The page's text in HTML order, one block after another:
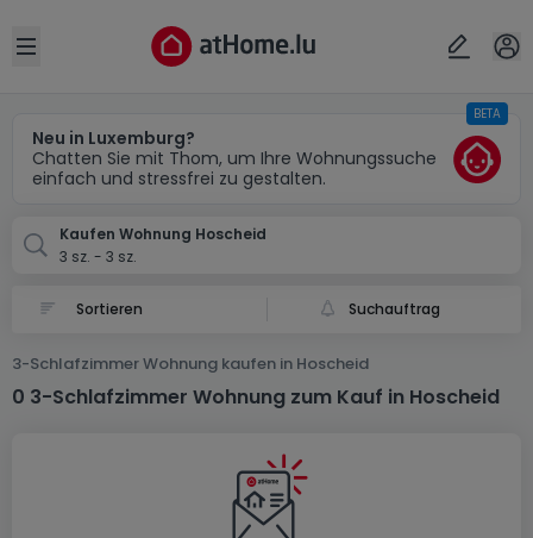
Open sidebar
Neu in Luxemburg?
Chatten Sie mit Thom, um Ihre Wohnungssuche
einfach und stressfrei zu gestalten.
BETA
Kaufen Wohnung Hoscheid
3 sz. - 3 sz.
Suchauftrag
3-Schlafzimmer Wohnung kaufen in Hoscheid
0 3-Schlafzimmer Wohnung zum Kauf in Hoscheid
Ort
Abbrechen ok